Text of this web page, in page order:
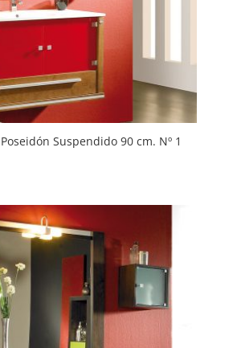
Suspendido 90 cm. Nº 1